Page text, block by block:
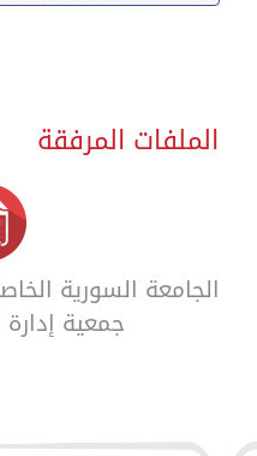
الملفات المرفقة
الجامعة السورية
جمعية إدارة